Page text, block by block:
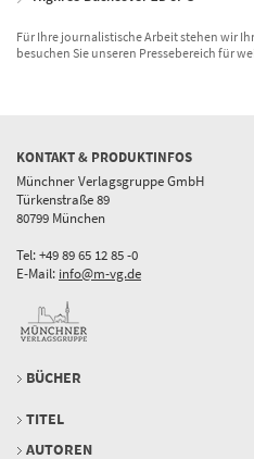
Für Ihre journalistische Arbeit stehen wir
besuchen Sie unseren Pressebereich für
KONTAKT & PRODUKTINFOS
Münchner Verlagsgruppe GmbH
Türkenstraße 89
80799 München
Tel: +49 89 65 12 85 -0
E-Mail: info@m-vg.de
BÜCHER
TITEL
AUTOREN